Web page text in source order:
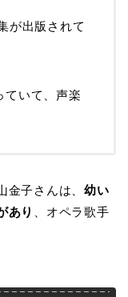
が出版されて
ていて、声楽
金子さんは、幼い
あり
、オペラ歌手